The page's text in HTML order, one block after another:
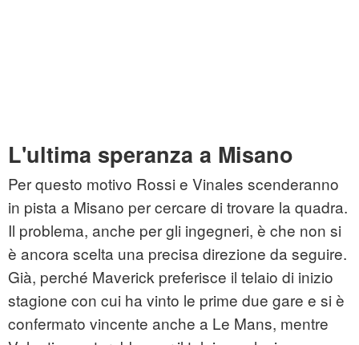
L'ultima speranza a Misano
Per questo motivo Rossi e Vinales scenderanno
in pista a Misano per cercare di trovare la quadra.
Il problema, anche per gli ingegneri, è che non si
è ancora scelta una precisa direzione da seguire.
Già, perché Maverick preferisce il telaio di inizio
stagione con cui ha vinto le prime due gare e si è
confermato vincente anche a Le Mans, mentre